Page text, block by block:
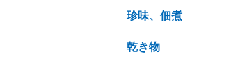
珍味、佃煮
乾き物